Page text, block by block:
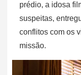
prédio, a idosa
suspeitas,
conflitos com os
missão.